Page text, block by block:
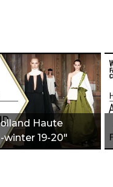
Haute
winter 19-20"